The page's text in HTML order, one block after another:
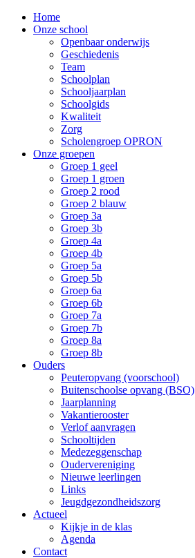
Home
Onze school
Openbaar onderwijs
Geschiedenis
Team
Schoolplan
Schooljaarplan
Schoolgids
Kwaliteit
Zorg
Scholengroep OPRON
Onze groepen
Groep 1 geel
Groep 1 groen
Groep 2 rood
Groep 2 blauw
Groep 3a
Groep 3b
Groep 4a
Groep 4b
Groep 5a
Groep 5b
Groep 6a
Groep 6b
Groep 7a
Groep 7b
Groep 8a
Groep 8b
Ouders
Peuteropvang (voorschool)
Buitenschoolse opvang (BSO)
Jaarplanning
Vakantierooster
Verlof aanvragen
Schooltijden
Medezeggenschap
Oudervereniging
Nieuwe leerlingen
Links
Jeugdgezondheidszorg
Actueel
Kijkje in de klas
Agenda
Contact